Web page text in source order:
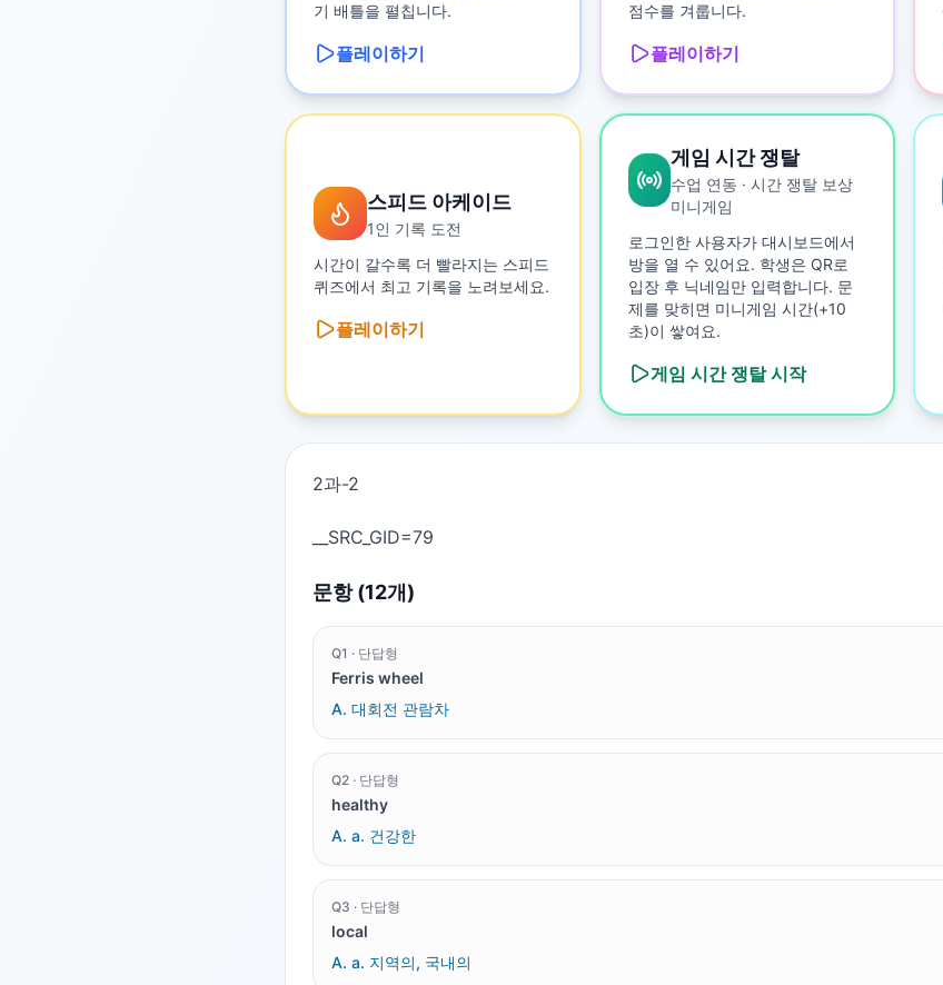
기 배틀을 펼칩니다.
플레이하기
점수를 겨룹니다.
플레이하기
스피드 아케이드
1인 기록 도전
시간이 갈수록 더 빨라지는 스피드
퀴즈에서 최고 기록을 노려보세요.
플레이하기
게임 시간 쟁탈
수업 연동 · 시간 쟁탈 보상
미니게임
로그인한 사용자가 대시보드에서
방을 열 수 있어요. 학생은 QR로
입장 후 닉네임만 입력합니다. 문
제를 맞히면 미니게임 시간(+10
초)이 쌓여요.
게임 시간 쟁탈시작
2과-2
문항 (12개)
Q1 · 단답형
Ferris wheel
A. 대회전 관람차
Q2 · 단답형
healthy
A. a. 건강한
Q3 · 단답형
local
A. a. 지역의, 국내의